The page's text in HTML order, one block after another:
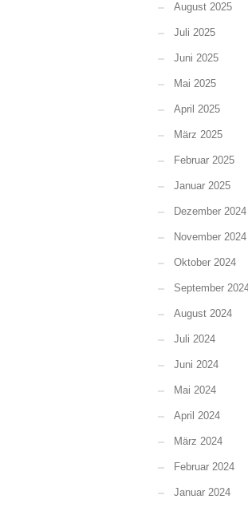
August 2025
Juli 2025
Juni 2025
Mai 2025
April 2025
März 2025
Februar 2025
Januar 2025
Dezember 2024
November 2024
Oktober 2024
September
August 2024
Juli 2024
Juni 2024
Mai 2024
April 2024
März 2024
Februar 2024
Januar 2024